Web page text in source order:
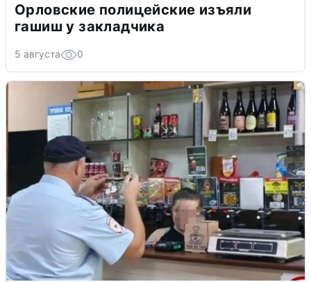
Орловские полицейские изъяли
гашиш у закладчика
5 августа 0